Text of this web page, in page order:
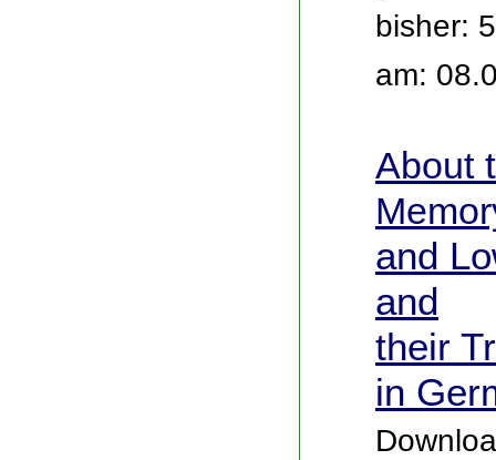
bisher:
am:
About
and
and
their
in